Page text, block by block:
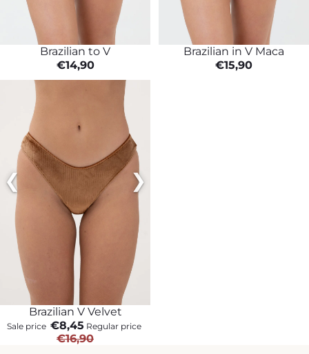
Brazilian to V
€14,90
Brazilian in V Maca
€15,90
Brazilian
V Velvet
❮ ❯
Brazilian V Velvet
Sale price €8,45 Regular price
€16,90